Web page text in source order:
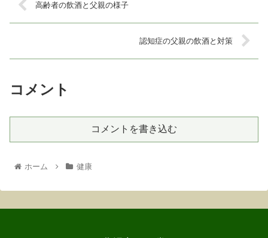
高齢者の飲酒と父親の様子
認知症の父親の飲酒と対策
コメント
コメントを書き込む
ホーム 健康